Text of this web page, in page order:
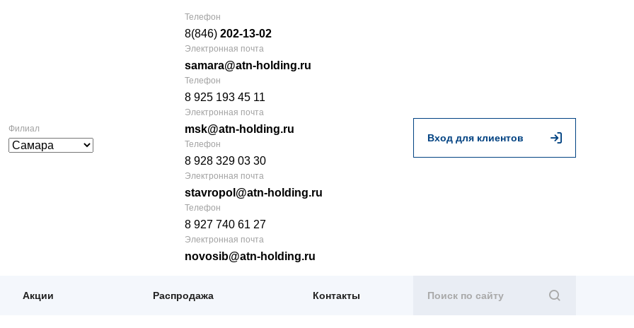
Филиал
Телефон
8(846) 202-13-02
Электронная почта
samara@atn-holding.ru
Телефон
8 925 193 45 11
Электронная почта
msk@atn-holding.ru
Телефон
8 928 329 03 30
Электронная почта
stavropol@atn-holding.ru
Телефон
8 927 740 61 27
Электронная почта
novosib@atn-holding.ru
Вход для клиентов
Акции Распродажа Контакты